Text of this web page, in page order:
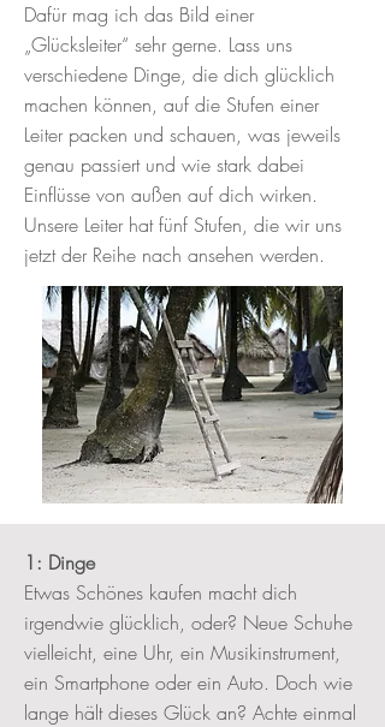
Dafür mag ich das Bild einer
„Glücksleiter“ sehr gerne. Lass uns
verschiedene Dinge, die dich glücklich
machen können, auf die Stufen einer
Leiter packen und schauen, was jeweils
genau passiert und wie stark dabei
Einflüsse von außen auf dich wirken.
Unsere Leiter hat fünf Stufen, die wir uns
jetzt der Reihe nach ansehen werden.
1: Dinge
Etwas Schönes kaufen macht dich
irgendwie glücklich, oder? Neue Schuhe
vielleicht, eine Uhr, ein Musikinstrument,
ein Smartphone oder ein Auto. Doch wie
lange hält dieses Glück an? Achte einmal